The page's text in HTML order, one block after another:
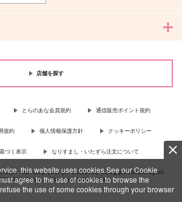
this website uses cookies.See our Cookie
agree to the use of cookies to browse the
the use of some cookies through your browser
店舗を探す
とらのあな会員規約 通信販売ポイント規約
規約 個人情報保護方針 クッキーポリシー
づく表示 なりすまし・いたずら注文について
you can ship your purchases by using purchases agent
Click {more…} for more information …more